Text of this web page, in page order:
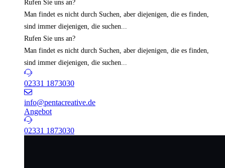
Rufen Sie uns an?
Man findet es nicht durch Suchen, aber diejenigen, die es finden,
sind immer diejenigen, die suchen...
Rufen Sie uns an?
Man findet es nicht durch Suchen, aber diejenigen, die es finden,
sind immer diejenigen, die suchen...
02331 1873030
info@pentacreative.de
Angebot
02331 1873030